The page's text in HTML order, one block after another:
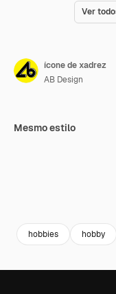
Ver
ícone de xadrez
AB Design
Mesmo estilo
hobbies hobby